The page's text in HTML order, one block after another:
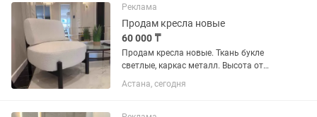
Реклама
Продам кресла новые
60 000 ₸
Продам кресла новые. Ткань букле
светлые, каркас металл. Высота от
пола 80 см, ширина 70 см. Есть 8 шт в
наличии. Все в упаковках не вскрытые
Астана, сегодня